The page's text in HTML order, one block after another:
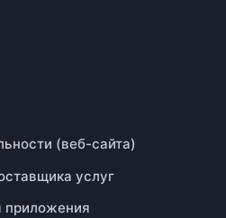
(веб-сайта)
услуг
приложения